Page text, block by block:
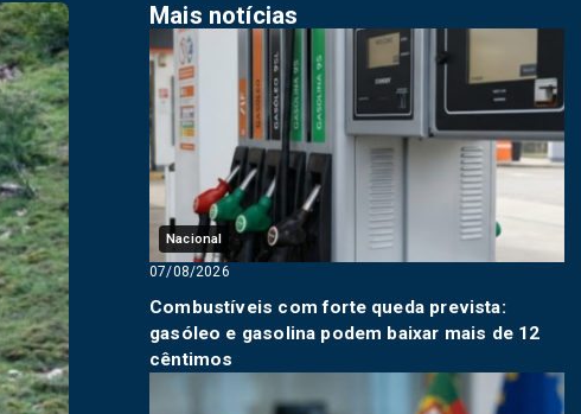
Mais notícias
Nacional
07/08/2026
Combustíveis com forte queda prevista:
gasóleo e gasolina podem baixar mais de 12
cêntimos